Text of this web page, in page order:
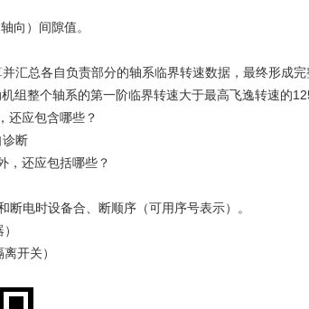
向）间隙值。
汇总各自负责部分的轴系临界转速数据，最终形成
整个轴系的第一阶临界转速大于最高飞逸转速的
还应包含哪些？
诊断
，还应包括哪些？
电时设备合、断顺序（可用序号表示）。
开关）